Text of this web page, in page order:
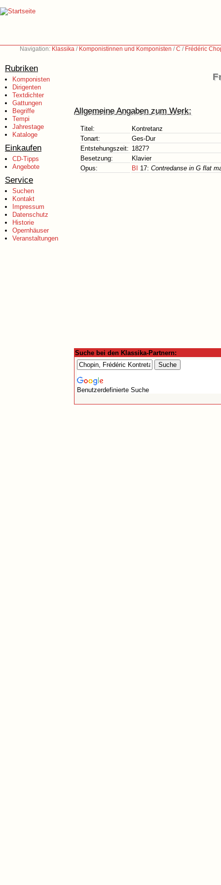
Navigation: Klassika / Komponistinnen und Komponisten /C / Frédéric
Rubriken
Komponisten
Dirigenten
Textdichter
Gattungen
Begriffe
Tempi
Jahrestage
Kataloge
Einkaufen
CD-Tipps
Angebote
Service
Suchen
Kontakt
Impressum
Datenschutz
Historie
Opernhäuser
Veranstaltungen
Allgemeine Angaben zum Werk:
Titel:
Kontretanz
Tonart:
Ges-Dur
Entstehungszeit: 1827?
Besetzung:
Klavier
Opus:
BI 17: Contredanse in G flat
Suche bei den Klassika-Partnern:
Benutzerdefinierte Suche